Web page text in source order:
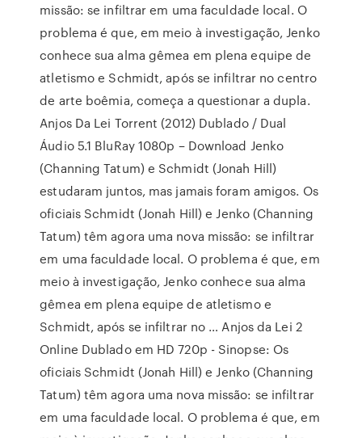
missão: se infiltrar em uma faculdade local. O
problema é que, em meio à investigação, Jenko
conhece sua alma gêmea em plena equipe de
atletismo e Schmidt, após se infiltrar no centro
de arte boêmia, começa a questionar a dupla.
Anjos Da Lei Torrent (2012) Dublado / Dual
Áudio 5.1 BluRay 1080p – Download Jenko
(Channing Tatum) e Schmidt (Jonah Hill)
estudaram juntos, mas jamais foram amigos. Os
oficiais Schmidt (Jonah Hill) e Jenko (Channing
Tatum) têm agora uma nova missão: se infiltrar
em uma faculdade local. O problema é que, em
meio à investigação, Jenko conhece sua alma
gêmea em plena equipe de atletismo e
Schmidt, após se infiltrar no … Anjos da Lei 2
Online Dublado em HD 720p - Sinopse: Os
oficiais Schmidt (Jonah Hill) e Jenko (Channing
Tatum) têm agora uma nova missão: se infiltrar
em uma faculdade local. O problema é que, em